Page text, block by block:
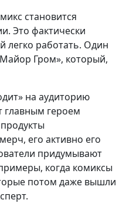
становится
Это фактически
легко работать. Один
Гром», который,
на аудиторию
главным героем
его активно его
придумывают
когда комиксы
потом даже вышли